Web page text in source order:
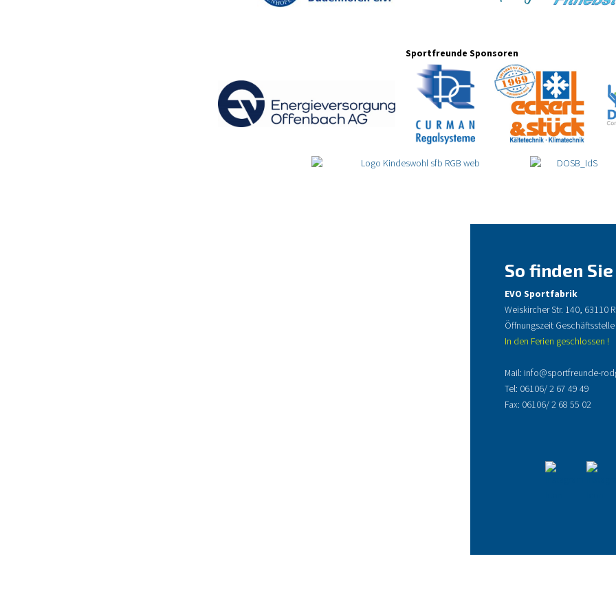
Sportfreunde Sponsoren
So finden
EVO Sportfabrik
Weiskircher Str. 140, 63110
Öffnungszeit
In den Ferien geschlossen !
Mail: info@sportfreunde-
Tel: 06106/ 2 67 49 49
Fax: 06106/ 2 68 55 02